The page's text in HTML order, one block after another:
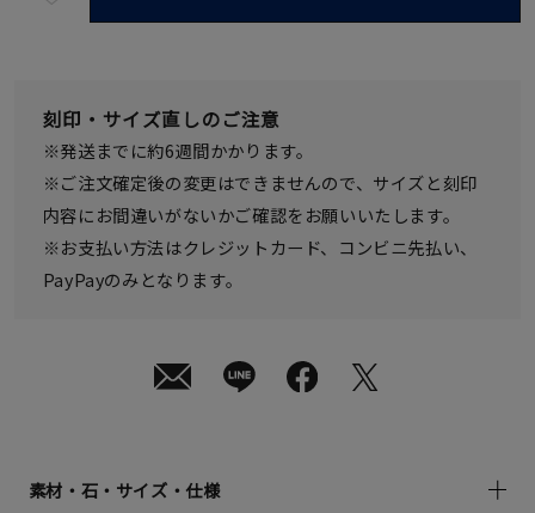
08
送
¥49,500 (tax
in)
刻印・サイズ直しのご注意
※発送までに約6週間かかります。
※ご注文確定後の変更はできませんので、サイズと刻印
内容にお間違いがないかご確認をお願いいたします。
※お支払い方法はクレジットカード、コンビニ先払い、
PayPayのみとなります。
素材・石・サイズ・仕様